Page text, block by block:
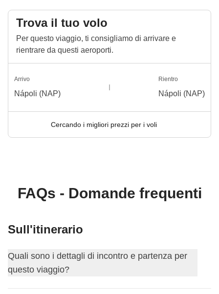
Trova il tuo volo
Per questo viaggio, ti consigliamo di arrivare e
rientrare da questi aeroporti.
Arrivo
Nápoli (NAP)
Rientro
Nápoli (NAP)
Cercando i migliori prezzi per i voli
FAQs - Domande frequenti
Sull'itinerario
Quali sono i dettagli di incontro e partenza per
questo viaggio?